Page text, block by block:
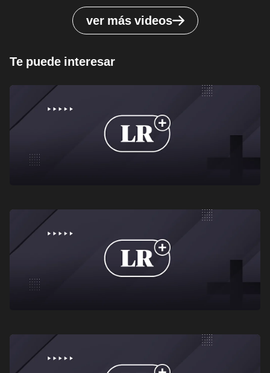
ver más videos
Te puede interesar